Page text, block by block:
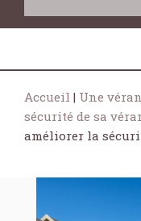
Accueil | Une
sécurité de sa
améliorer la